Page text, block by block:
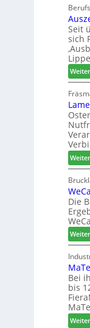
Seit
sich
Die
Bei
bis